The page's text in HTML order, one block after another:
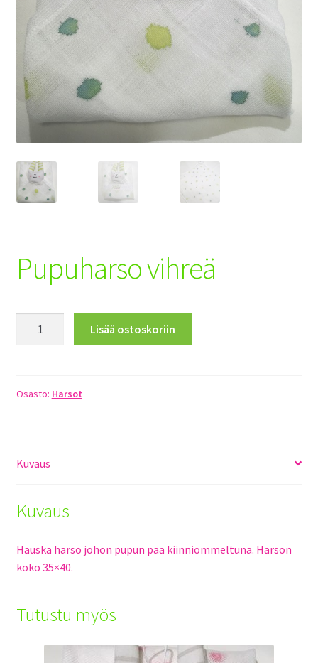
Toimitusehdot
Maksuehdot
Registration
Pupuharso vihreä
Lisää ostoskoriin
Osasto: Harsot
Kuvaus
Kuvaus
Hauska harso johon pupun pää kiinniommeltuna. Harson
koko 35×40.
Tutustu myös